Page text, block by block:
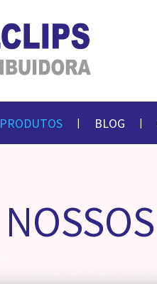
PRODUTOS | BLOG |
NOSSOS